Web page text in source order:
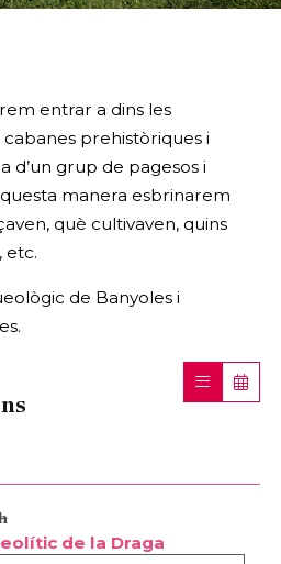
entrar a dins les
prehistòriques i
d’un grup de pagesos i
manera esbrinarem
què cultivaven, quins
etc.
de Banyoles i
de la Draga